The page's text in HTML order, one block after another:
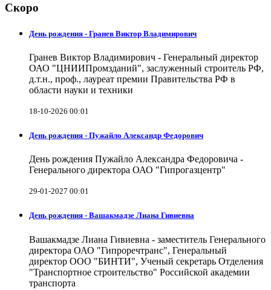
Скоро
День рождения - Гранев Виктор Владимирович
Гранев Виктор Владимирович - Генеральный директор
ОАО "ЦНИИПромзданий", заслуженный строитель РФ,
д.т.н., проф., лауреат премии Правительства РФ в
области науки и техники
18-10-2026 00:01
День рождения - Пужайло Александр Федорович
День рождения Пужайло Александра Федоровича -
Генерального директора ОАО "Гипрогазцентр"
29-01-2027 00:01
День рождения - Вашакмадзе Лиана Гивиевна
Вашакмадзе Лиана Гивиевна - заместитель Генерального
директора ОАО "Гипроречтранс", Генеральный
директор ООО "БИНТИ", Ученый секретарь Отделения
"Транспортное строительство" Российской академии
транспорта